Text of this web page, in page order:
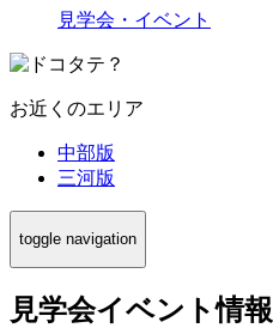
見学会・イベント
お近くのエリア
中部版
三河版
toggle navigation
見学会イベント情報